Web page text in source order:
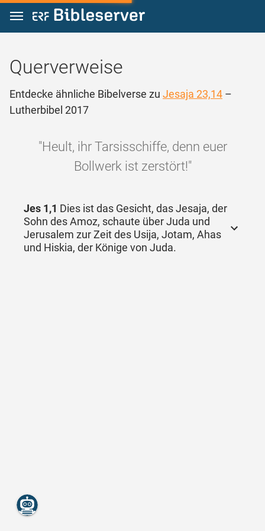
Zum Inhalt springen
Querverweise
Entdecke ähnliche Bibelverse zu Jesaja 23,14 –
Lutherbibel 2017
"Heult, ihr Tarsisschiffe, denn euer
Bollwerk ist zerstört!"
Jes 1,1 Dies ist das Gesicht, das Jesaja, der
Sohn des Amoz, schaute über Juda und
Jerusalem zur Zeit des Usija, Jotam, Ahas
und Hiskia, der Könige von Juda.